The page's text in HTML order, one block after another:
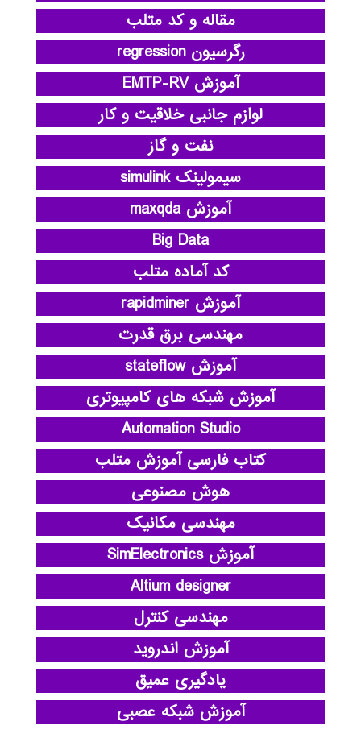
مقاله و کد متلب
رگرسیون regression
آموزش EMTP-RV
لوازم جانبی خلاقیت و کار
نفت و گاز
سیمولینک simulink
آموزش maxqda
Big Data
کد آماده متلب
آموزش rapidminer
مهندسی برق قدرت
آموزش stateflow
آموزش شبکه های کامپیوتری
Automation Studio
کتاب فارسی آموزش متلب
هوش مصنوعی
مهندسی مکانیک
آموزش SimElectronics
Altium designer
مهندسی کنترل
آموزش اندروید
یادگیری عمیق
آموزش شبکه عصبی